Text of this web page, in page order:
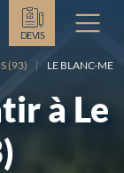
DEVIS
(93) LE BLANC-
à Le